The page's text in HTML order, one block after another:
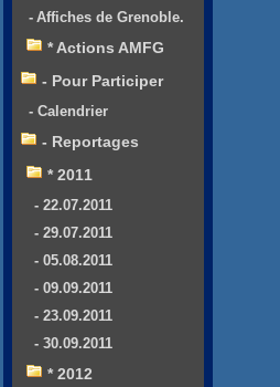
- Affiches de Grenoble.
* Actions AMFG
- Pour Participer
- Calendrier
- Reportages
* 2011
- 22.07.2011
- 29.07.2011
- 05.08.2011
- 09.09.2011
- 23.09.2011
- 30.09.2011
* 2012